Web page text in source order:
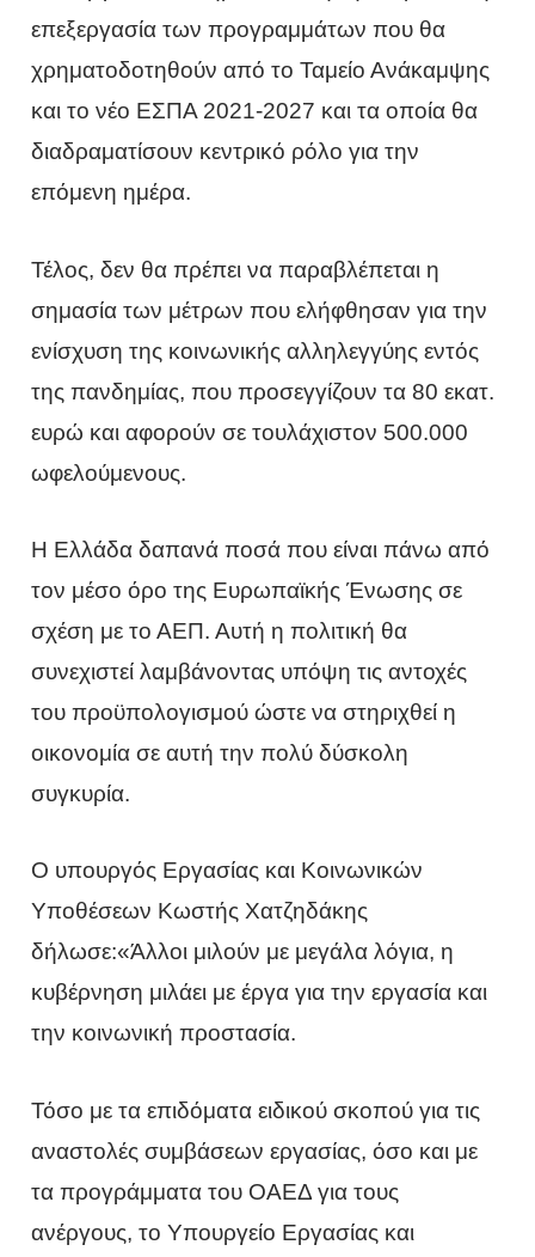
επεξεργασία των προγραμμάτων που θα
χρηματοδοτηθούν από το Ταμείο Ανάκαμψης
και το νέο ΕΣΠΑ 2021-2027 και τα οποία θα
διαδραματίσουν κεντρικό ρόλο για την
επόμενη ημέρα.
Τέλος, δεν θα πρέπει να παραβλέπεται η
σημασία των μέτρων που ελήφθησαν για την
ενίσχυση της κοινωνικής αλληλεγγύης εντός
της πανδημίας, που προσεγγίζουν τα 80 εκατ.
ευρώ και αφορούν σε τουλάχιστον 500.000
ωφελούμενους.
Η Ελλάδα δαπανά ποσά που είναι πάνω από
τον μέσο όρο της Ευρωπαϊκής Ένωσης σε
σχέση με το ΑΕΠ. Αυτή η πολιτική θα
συνεχιστεί λαμβάνοντας υπόψη τις αντοχές
του προϋπολογισμού ώστε να στηριχθεί η
οικονομία σε αυτή την πολύ δύσκολη
συγκυρία.
Ο υπουργός Εργασίας και Κοινωνικών
Υποθέσεων Κωστής Χατζηδάκης
δήλωσε:«Άλλοι μιλούν με μεγάλα λόγια, η
κυβέρνηση μιλάει με έργα για την εργασία και
την κοινωνική προστασία.
Τόσο με τα επιδόματα ειδικού σκοπού για τις
αναστολές συμβάσεων εργασίας, όσο και με
τα προγράμματα του ΟΑΕΔ για τους
ανέργους, το Υπουργείο Εργασίας και